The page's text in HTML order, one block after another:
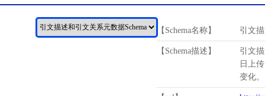
【Schema名称】 引文
【Schema描述】
引文
日上
变化。